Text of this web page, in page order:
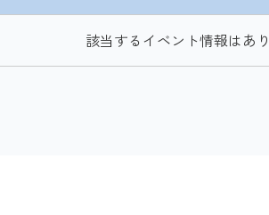
該当するイベント情報はあ